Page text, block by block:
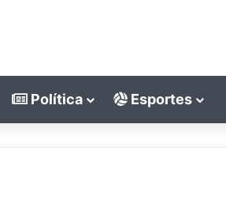
Política Esportes